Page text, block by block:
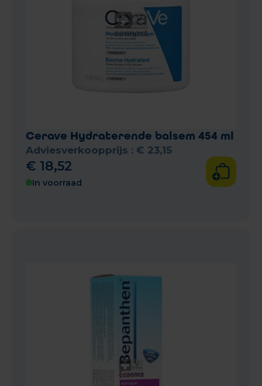
Cerave Hydraterende balsem 454 ml
Adviesverkoopprijs : € 23,15
€ 18,52
In voorraad